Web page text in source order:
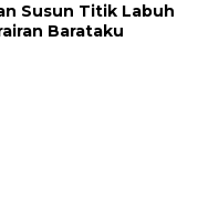
Susun Titik Labuh
Barataku